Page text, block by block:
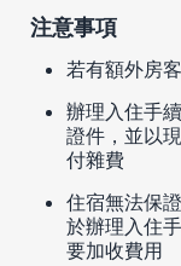
注意事項
若有額外房
辦理入住手
證件，並以
付雜費
住宿無法保
於辦理入住
要加收費用